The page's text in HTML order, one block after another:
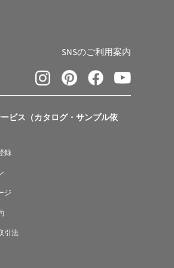
SNSのご利用案内
ビス（カタログ・サンプル依
録
ジ
引法